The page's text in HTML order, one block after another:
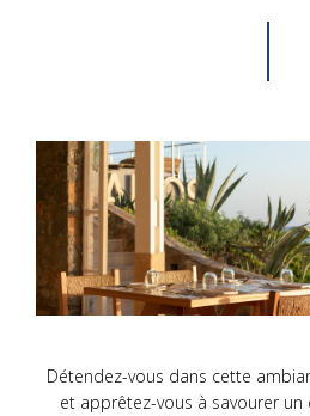
Détendez-vous dans cette
et apprêtez-vous à savourer